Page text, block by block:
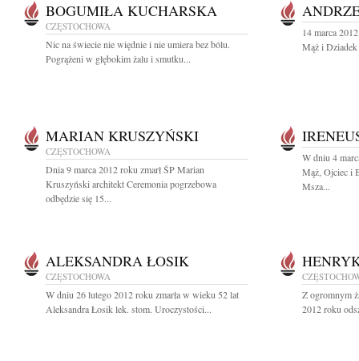
BOGUMIŁA KUCHARSKA
CZĘSTOCHOWA
Nic na świecie nie więdnie i nie umiera bez bólu.
Pogrążeni w głębokim żalu i smutku...
14 marca
Mąż i Dziadek
MARIAN KRUSZYŃSKI
CZĘSTOCHOWA
Dnia 9 marca 2012 roku zmarł ŚP Marian
Kruszyński architekt Ceremonia pogrzebowa
odbędzie się 15...
W dniu 4
Mąż, Ojciec i
Msza...
ALEKSANDRA ŁOSIK
CZĘSTOCHOWA
W dniu 26 lutego 2012 roku zmarła w wieku 52 lat
Aleksandra Łosik lek. stom. Uroczystości...
Z ogromnym
2012 roku